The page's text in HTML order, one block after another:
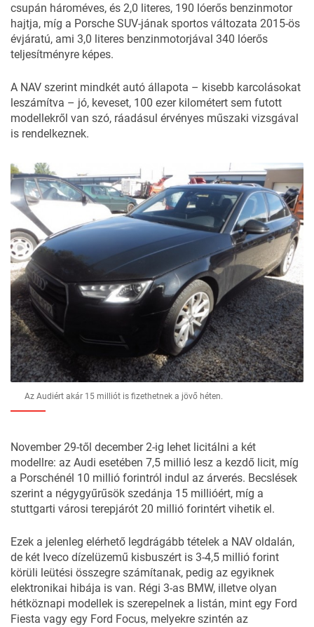
csupán hároméves, és 2,0 literes, 190 lóerős benzinmotor
hajtja, míg a Porsche SUV-jának sportos változata 2015-ös
évjáratú, ami 3,0 literes benzinmotorjával 340 lóerős
teljesítményre képes.
A NAV szerint mindkét autó állapota – kisebb karcolásokat
leszámítva – jó, keveset, 100 ezer kilométert sem futott
modellekről van szó, ráadásul érvényes műszaki vizsgával
is rendelkeznek.
Az Audiért akár 15 milliót is fizethetnek a jövő héten.
November 29-től december 2-ig lehet licitálni a két
modellre: az Audi esetében 7,5 millió lesz a kezdő licit, míg
a Porschénél 10 millió forintról indul az árverés. Becslések
szerint a négygyűrűsök szedánja 15 millióért, míg a
stuttgarti városi terepjárót 20 millió forintért vihetik el.
Ezek a jelenleg elérhető legdrágább tételek a NAV oldalán,
de két Iveco dízelüzemű kisbuszért is 3-4,5 millió forint
körüli leütési összegre számítanak, pedig az egyiknek
elektronikai hibája is van. Régi 3-as BMW, illetve olyan
hétköznapi modellek is szerepelnek a listán, mint egy Ford
Fiesta vagy egy Ford Focus, melyekre szintén az